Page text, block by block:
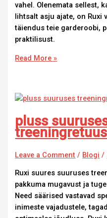
vahel. Olenemata sellest,
lihtsalt asju ajate, on Ruxi
täiendus teie garderoobi,
praktilisust.
Read More »
pluss
Leave a Comment / Blogi /
Ruxi suures suuruses
pakkuma mugavust ja
Need säärised vastavad
inimeste vajadustele,